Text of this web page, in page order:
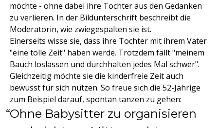
möchte - ohne dabei ihre Tochter aus den Gedanken
zu verlieren. In der Bildunterschrift beschreibt die
Moderatorin, wie zwiegespalten sie ist.
Einerseits wisse sie, dass ihre Tochter mit ihrem Vater
"eine tolle Zeit" haben werde. Trotzdem fällt "meinem
Bauch loslassen und durchhalten jedes Mal schwer".
Gleichzeitig möchte sie die kinderfreie Zeit auch
bewusst für sich nutzen. So freue sich die 52-Jährige
zum Beispiel darauf, spontan tanzen zu gehen:
Ohne Babysitter zu organisieren